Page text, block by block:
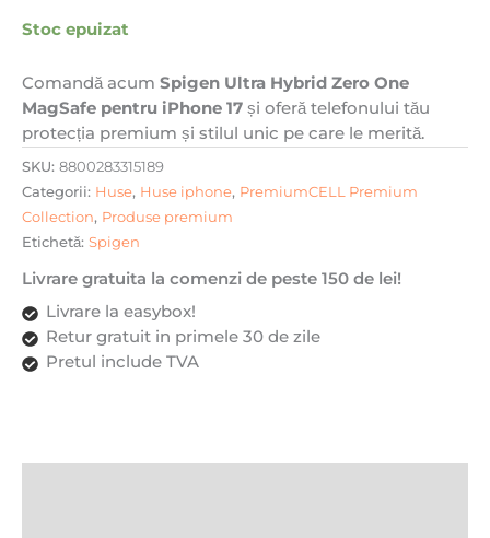
Stoc epuizat
Comandă acum Spigen Ultra Hybrid Zero One
MagSafe pentru iPhone 17 și oferă telefonului tău
protecția premium și stilul unic pe care le merită.
SKU: 8800283315189
Categorii: Huse, Huse iphone, PremiumCELL Premium
Collection, Produse premium
Etichetă: Spigen
Livrare gratuita la comenzi de peste 150 de lei!
Livrare la easybox!
Retur gratuit in primele 30 de zile
Pretul include TVA